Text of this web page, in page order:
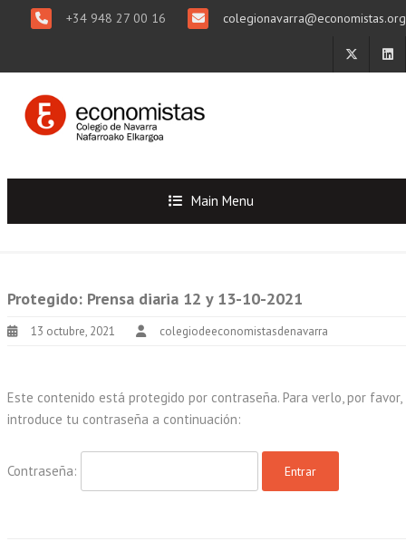
+34 948 27 00 16 colegionavarra@economistas.org
Main Menu
Protegido: Prensa diaria 12 y 13-10-2021
13 octubre, 2021 colegiodeeconomistasdenavarra
Este contenido está protegido por contraseña. Para verlo, por favor,
introduce tu contraseña a continuación:
Contraseña: